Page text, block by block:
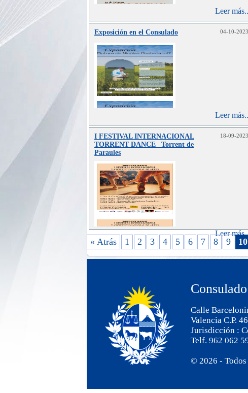
Leer más..
Exposición en el Consulado 04-10-2023
Leer más..
I FESTIVAL INTERNACIONAL
TORRENT DANCE_ Torrent de
Paraules
18-09-2023
Leer más..
« Atrás 1 2 3 4 5 6 7 8 9 10
Calle
Valencia C.P.
Jurisdicción :
Telf. 962 062
© 2026 - Todos